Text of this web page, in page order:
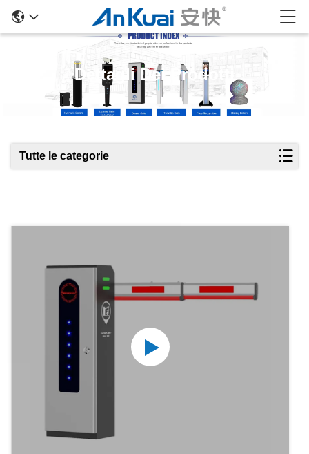
Dettagli Dei Prodotti
Tutte le categorie